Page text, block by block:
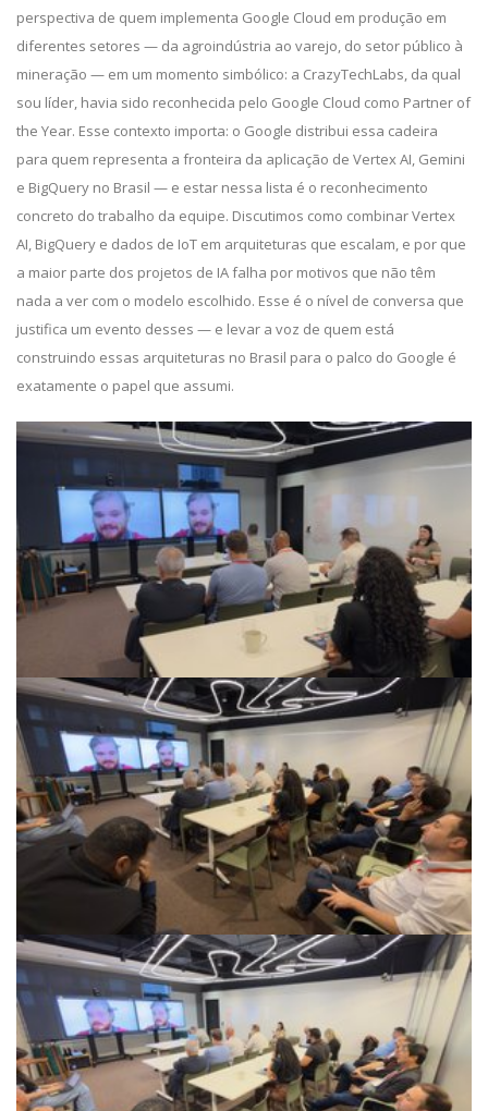
perspectiva de quem implementa Google Cloud em produção em
diferentes setores — da agroindústria ao varejo, do setor público à
mineração — em um momento simbólico: a CrazyTechLabs, da qual
sou líder, havia sido reconhecida pelo Google Cloud como Partner of
the Year. Esse contexto importa: o Google distribui essa cadeira
para quem representa a fronteira da aplicação de Vertex AI, Gemini
e BigQuery no Brasil — e estar nessa lista é o reconhecimento
concreto do trabalho da equipe. Discutimos como combinar Vertex
AI, BigQuery e dados de IoT em arquiteturas que escalam, e por que
a maior parte dos projetos de IA falha por motivos que não têm
nada a ver com o modelo escolhido. Esse é o nível de conversa que
justifica um evento desses — e levar a voz de quem está
construindo essas arquiteturas no Brasil para o palco do Google é
exatamente o papel que assumi.